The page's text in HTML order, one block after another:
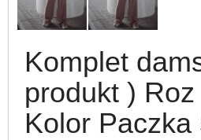
Komplet
produkt )
Kolor Paczka